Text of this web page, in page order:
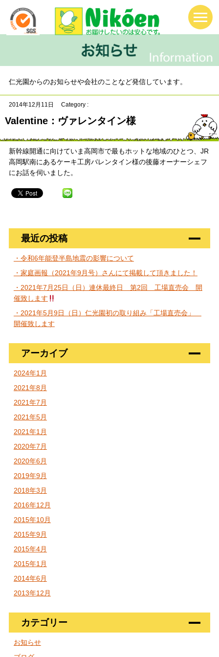
仁光園からのお知らせや会社のことなど発信しています。
2014年12月11日 Category :
Valentine：ヴァレンタイン様
新幹線開通に向けていま高岡市で最もホットな地域のひとつ、JR
高岡駅南にあるケーキ工房バレンタイン様の後藤オーナーシェフ
にお話を伺いました。
最近の投稿
・令和6年能登半島地震の影響について
・家庭画報（2021年9月号）さんにて掲載して頂きました！
・2021年7月25日（日）連休最終日 第2回 工場直売会 開
催致します
・2021年5月9日（日）仁光園初の取り組み「工場直売会」
開催致します
アーカイブ
2024年1月
2021年8月
2021年7月
2021年5月
2021年1月
2020年7月
2020年6月
2019年9月
2018年3月
2016年12月
2015年10月
2015年9月
2015年4月
2015年1月
2014年6月
2013年12月
カテゴリー
お知らせ